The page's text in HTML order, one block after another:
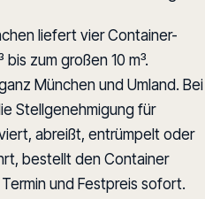
liefert vier Container-
zum großen 10 m³.
München und Umland. Bei
Stellgenehmigung für
abreißt, entrümpelt oder
bestellt den Container
und Festpreis sofort.